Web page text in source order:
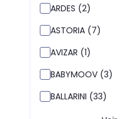
ARDES (2)
ASTORIA (7)
AVIZAR (1)
BABYMOOV (3)
BALLARINI (33)